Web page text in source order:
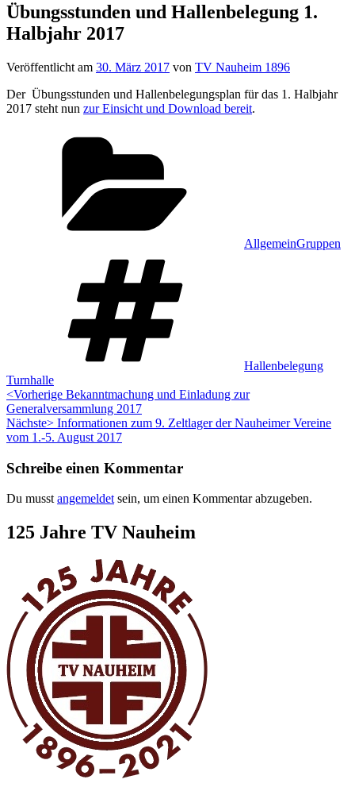
Übungsstunden und Hallenbelegung 1.
Halbjahr 2017
Veröffentlicht am 30. März 2017 von TV Nauheim 1896
Der Übungsstunden und Hallenbelegungsplan für das 1. Halbjahr
2017 steht nun zur Einsicht und Download bereit.
AllgemeinGruppen
Hallenbelegung
Turnhalle
Beitragsnavigation
<Vorherige Vorheriger
Beitrag:
Bekanntmachung und Einladung zur
Generalversammlung 2017
Nächste> Nächster
Beitrag:
Informationen zum 9. Zeltlager der Nauheimer Vereine
vom 1.-5. August 2017
Schreibe einen Kommentar
Du musst angemeldet sein, um einen Kommentar abzugeben.
Zum
Footer
125 Jahre TV Nauheim